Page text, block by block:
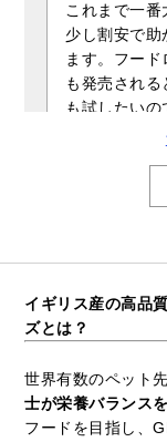
これまで一番
少し割安で助
ます。フー
も発売され
も試したい
くれたらい
12kgサイズ
てから慌て
イギリス産の高品
ズとは？
世界有数のペット
士が栄養バランス
フードを目指し、